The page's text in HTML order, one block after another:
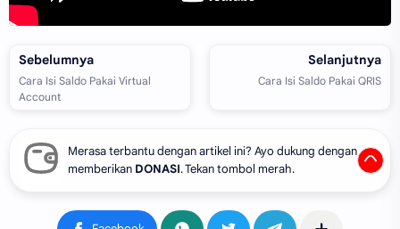
Merasa terbantu dengan artikel ini? Ayo dukung dengan
memberikan DONASI. Tekan tombol merah.